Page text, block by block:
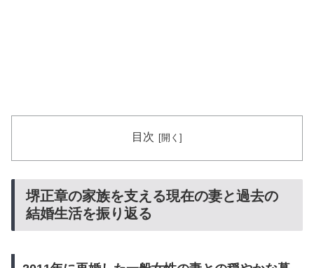
目次
堺正章の家族を支える現在の妻と過去の
結婚生活を振り返る